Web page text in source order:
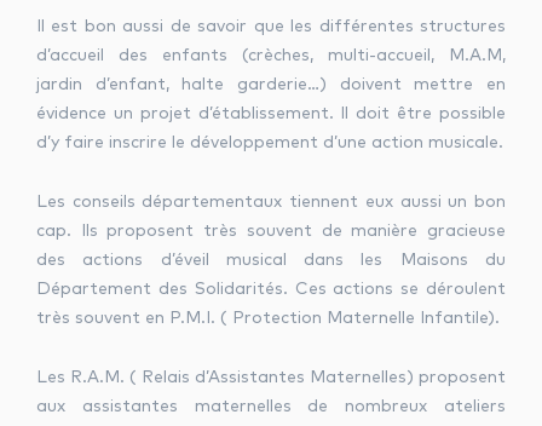
Il est bon aussi de savoir que les différentes structures
d’accueil des enfants (crèches, multi-accueil, M.A.M,
jardin d’enfant, halte garderie…) doivent mettre en
évidence un projet d’établissement. Il doit être possible
d’y faire inscrire le développement d’une action musicale.
Les conseils départementaux tiennent eux aussi un bon
cap. Ils proposent très souvent de manière gracieuse
des actions d’éveil musical dans les Maisons du
Département des Solidarités. Ces actions se déroulent
très souvent en P.M.I. ( Protection Maternelle Infantile).
Les R.A.M. ( Relais d’Assistantes Maternelles) proposent
aux assistantes maternelles de nombreux ateliers